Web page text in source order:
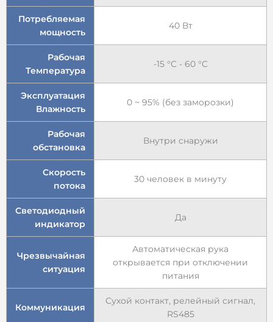
Потребляемая
мощность
40 Вт
Рабочая
Температура
-15 °С - 60 °С
Эксплуатация
Влажность
0 ~ 95% (без заморозки)
Рабочая
обстановка
Внутри снаружи
Скорость
потока
30 человек в минуту
Светодиодный
индикатор
Да
Чрезвычайная
ситуация
Автоматическая рука
открывается при отключении
питания
Коммуникация
Сухой контакт, релейный сигнал,
RS485